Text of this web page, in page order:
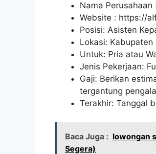
Nama Perusahaan
Website : https://
Posisi: Asisten
Lokasi: Kabupaten
Untuk: Pria atau
Jenis Pekerjaan:
Gaji: Berikan
tergantung
Terakhir: Tanggal
Baca Juga : lowongan
Segera)